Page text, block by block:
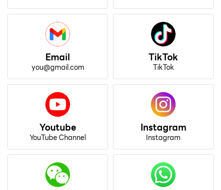
Email
you@gmail.com
TikTok
TikTok
Youtube
YouTube Channel
Instagram
Instagram